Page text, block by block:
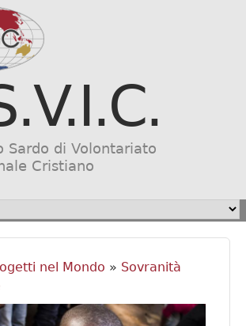
Salta al contenuto
principale
Sardo di Volontariato
Cristiano
quinel Mondo » Sovranità